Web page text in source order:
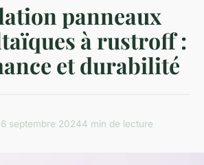
panneaux
à rustroff :
et durabilité
septembre 20244 min de lecture